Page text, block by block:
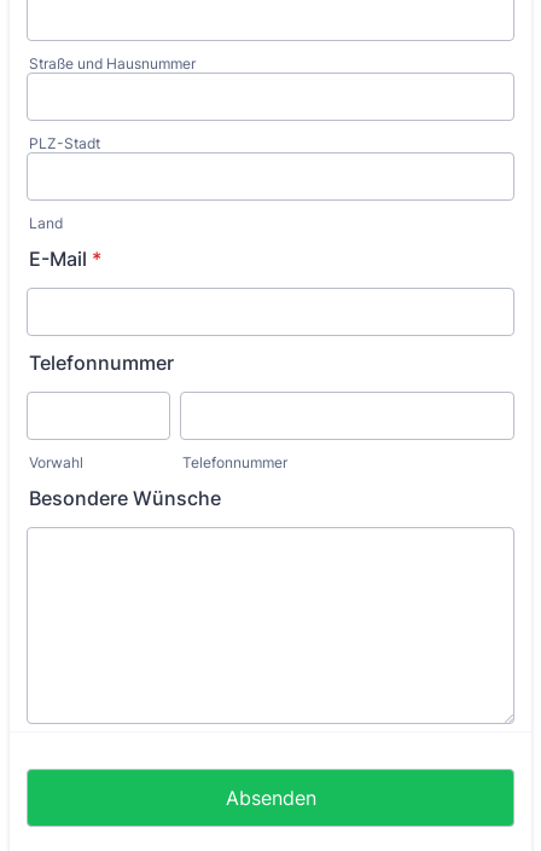
Straße und Hausnummer
PLZ-Stadt
Land
E-Mail *
Telefonnummer
Vorwahl Telefonnummer
Besondere Wünsche
Absenden